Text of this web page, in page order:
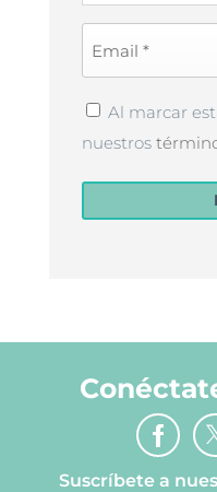
Privacy
Policy*
Al marcar
nuestros
Suscríbete a